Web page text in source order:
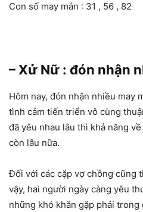
Con số may mắn : 31 , 56 , 82
– Xử Nữ : đón nhận
Hôm nay, đón nhận nhiều may
tình cảm tiến triển vô cùng
đã yêu nhau lâu thì khả năng
còn lâu nữa.
Đối với các cặp vợ chồng cũng
vậy, hai người ngày càng yêu
những khó khăn gặp phải